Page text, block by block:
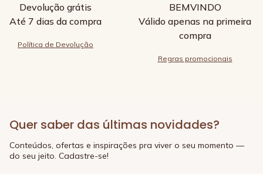
Devolução grátis
Até 7 dias da compra
Política de Devolução
BEMVINDO
Válido apenas na primeira
compra
Regras promocionais
Quer saber das últimas novidades?
Conteúdos, ofertas e inspirações pra viver o seu momento —
do seu jeito. Cadastre-se!